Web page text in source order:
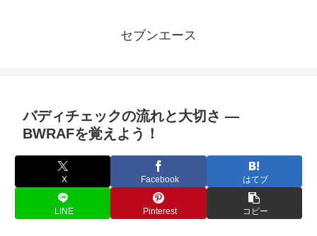
セブンエース
バディチェックの流れと大切さ ―
BWRAFを覚えよう！
X Facebook はてブ
LINE Pinterest コピー